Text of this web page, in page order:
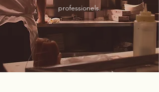
professionels.